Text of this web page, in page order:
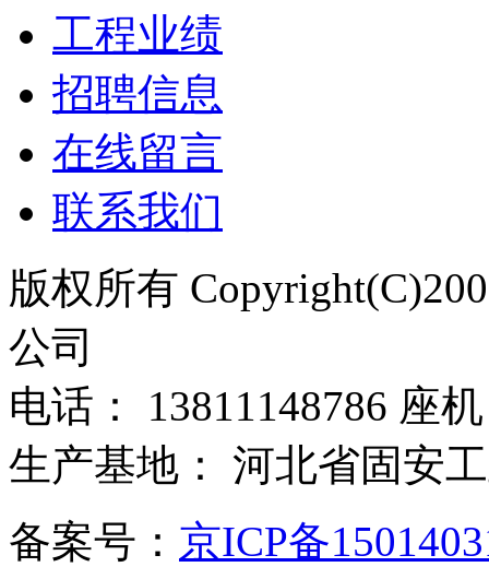
工程业绩
招聘信息
在线留言
联系我们
版权所有
公司
电话： 13811148786 座
生产基地： 河北省固
备案号： 京ICP备